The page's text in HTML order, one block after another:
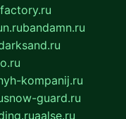
bandamn.ru
kompanij.ru
snow-guard.ru
aalse.ru